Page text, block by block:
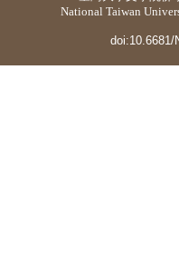
National Taiwan
doi:10.6681/